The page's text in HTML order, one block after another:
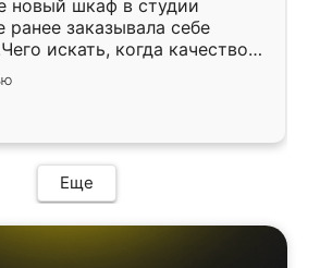
новый шкаф в студии
ранее заказывала себе
искать, когда качеством
Служит кухня уже почти
нет.
Еще